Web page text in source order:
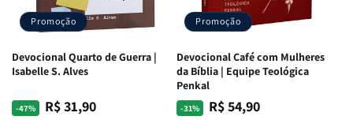
Promoção
Devocional Quarto de Guerra |
Isabelle S. Alves
-47%
Preço
PreçoR$ 31,90
Promoção
Devocional Café com Mulheres
da Bíblia | Equipe Teológica
Penkal
-31%
Preço
PreçoR$ 54,90